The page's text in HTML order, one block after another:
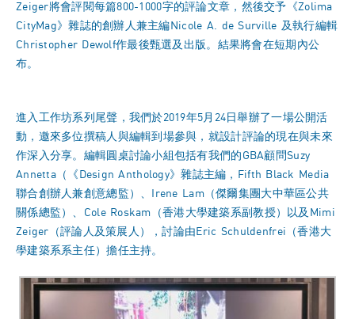
Zeiger將會評閱每篇800-1000字的評論文章，然後交予《Zolima
CityMag》雜誌的創辦人兼主編Nicole A. de Surville 及執行編輯
Christopher Dewolf作最後甄選及出版。結果將會在短期內公
布。
進入工作坊系列尾聲，我們於2019年5月24日舉辦了一場公開活
動，邀來多位撰稿人與編輯到場參與，就設計評論的現在與未來
作深入分享。編輯圓桌討論小組包括有我們的GBA顧問Suzy
Annetta（《Design Anthology》雜誌主編，Fifth Black Media
聯合創辦人兼創意總監）、Irene Lam（傑爾集團大中華區公共
關係總監）、Cole Roskam（香港大學建築系副教授）以及Mimi
Zeiger（評論人及策展人），討論由Eric Schuldenfrei（香港大
學建築系系主任）擔任主持。